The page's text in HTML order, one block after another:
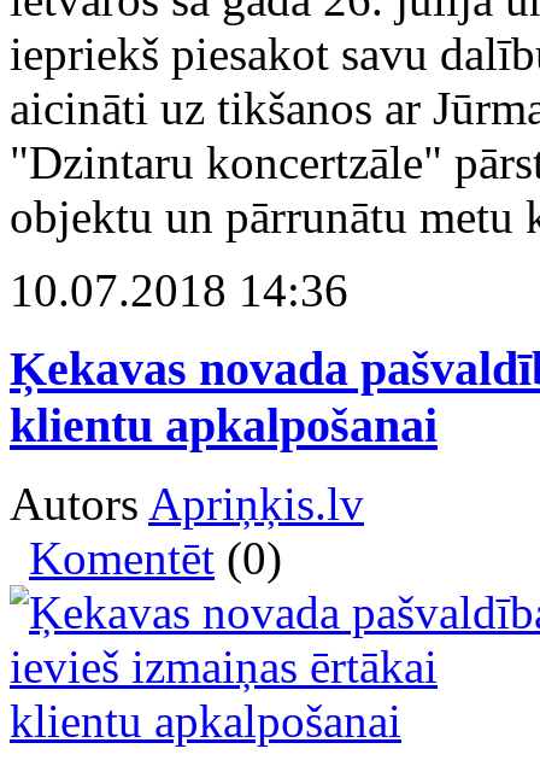
iepriekš piesakot savu
aicināti uz tikšanos ar
"Dzintaru koncertzāle"
objektu un pārrunātu metu
10.07.2018 14:36
Ķekavas novada
klientu apkalpošanai
Autors Apriņķis.lv
Komentēt (0)